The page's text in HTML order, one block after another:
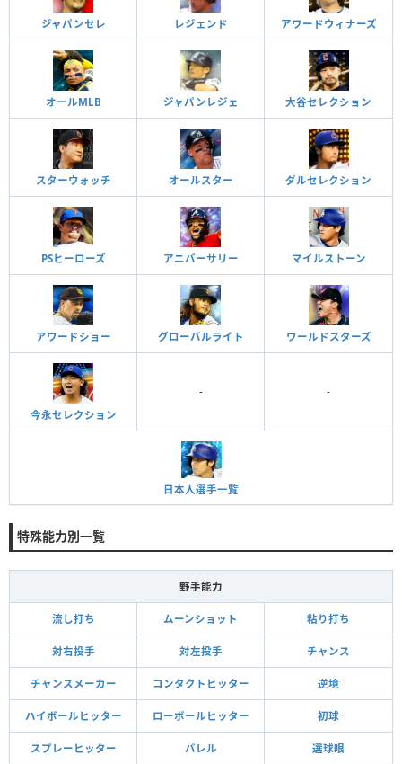
ジャパンセレ レジェンド アワードウィナーズ
オールMLB ジャパンレジェ 大谷セレクション
スターウォッチ オールスター ダルセレクション
PSヒーローズ アニバーサリー マイルストーン
アワードショー グローバルライト ワールドスターズ
今永セレクション
- -
日本人選手一覧
特殊能力別一覧
野手能力
流し打ち ムーンショット 粘り打ち
対右投手 対左投手 チャンス
チャンスメーカー コンタクトヒッター 逆境
ハイボールヒッター ローボールヒッター 初球
スプレーヒッター バレル 選球眼